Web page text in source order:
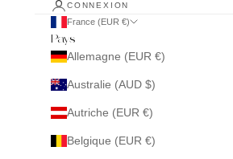
CONNEXION
France (EUR €)
Pays
Allemagne (EUR €)
Australie (AUD $)
Autriche (EUR €)
Belgique (EUR €)